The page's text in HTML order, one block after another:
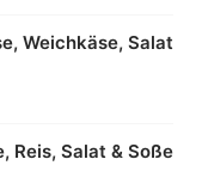
Weichkäse, Salat
Reis, Salat & Soße